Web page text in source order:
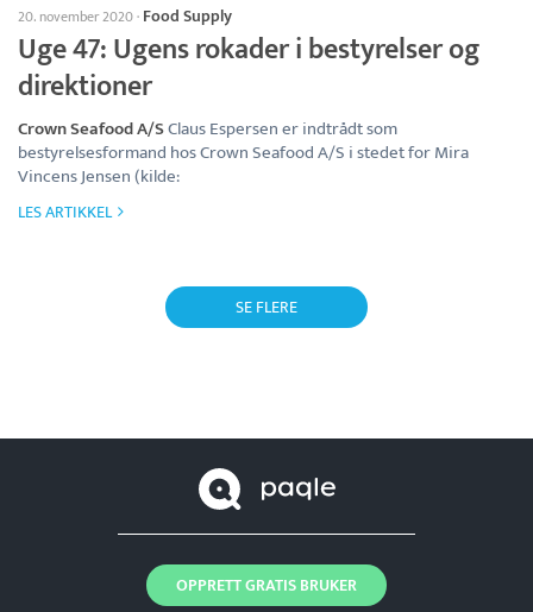
20. november 2020· Food Supply
Uge 47: Ugens rokader i bestyrelser og
direktioner
Crown Seafood A/SClaus Espersen er indtrådt som
bestyrelsesformand hos Crown Seafood A/S i stedet for Mira
Vincens Jensen (kilde:
LES ARTIKKEL
SE FLERE
OPPRETT GRATIS BRUKER